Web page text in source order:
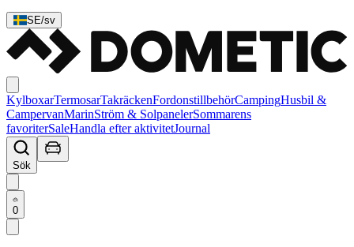
SE/sv
KylboxarTermosarTakräckenFordonstillbehörCampingHusbil &
CampervanMarinStröm & SolpanelerSommarens
favoriterSaleHandla efter aktivitetJournal
Sök
0